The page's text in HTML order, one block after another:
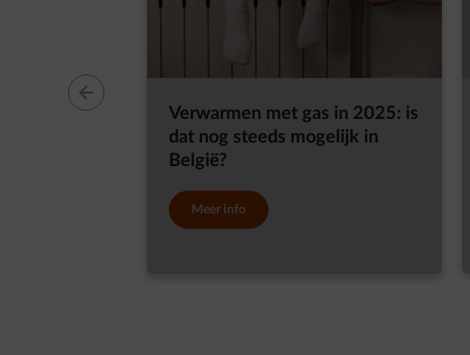
Verwarmen met gas in 2025: is
dat nog steeds mogelijk in
België?
Meer info